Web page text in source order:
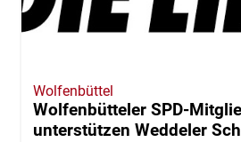
Wolfenbüttel
Wolfenbütteler SPD-
unterstützen Weddeler